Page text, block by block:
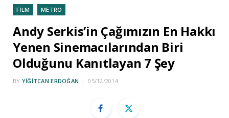
FİLM METRO
Andy Serkis’in Çağımızın En Hakkı
Yenen Sinemacılarından Biri
Olduğunu Kanıtlayan 7 Şey
BY YIĞITCAN ERDOĞAN 05/12/2014